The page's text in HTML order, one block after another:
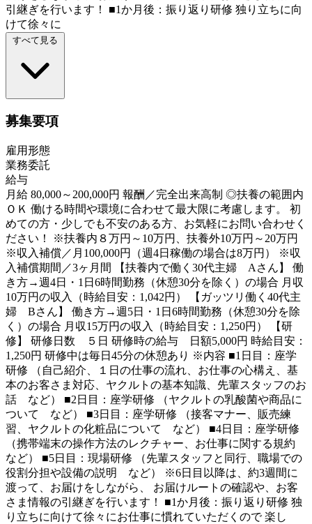
引継ぎを行います！ ■1か月後：振り返り研修 独り立ちに向
けて徐々に
すべて見る
募集要項
雇用形態
業務委託
給与
月給 80,000～200,000円 報酬／完全出来高制 ◎扶養の範囲内
ＯＫ 働ける時間や環境に合わせて最大限に考慮します。 初
めての方・少しでも不安のある方、お気軽にお問い合わせく
ださい！ ※扶養内８万円～10万円、扶養外10万円～20万円
※収入補償／月100,000円（週4日稼働の場合は8万円） ※収
入補償期間／3ヶ月間 【扶養内で働く30代主婦 Aさん】 働
き方→週4日・1日6時間勤務（休憩30分を除く）の場合 月収
10万円の収入（時給目安：1,042円） 【ガッツリ働く40代主
婦 Bさん】 働き方→週5日・1日6時間勤務（休憩30分を除
く）の場合 月収15万円の収入（時給目安：1,250円） 【研
修】 研修日数 ５日 研修時の給与 日額5,000円 時給目安：
1,250円 研修中は毎日45分の休憩あり ※内容 ■1日目：座学
研修 （自己紹介、１日の仕事の流れ、お仕事の心構え、基
本のお客さま対応、ヤクルトの基本知識、先輩スタッフのお
話 など） ■2日目：座学研修 （ヤクルトの乳酸菌や商品に
ついて など） ■3日目：座学研修 （接客マナー、販売練
習、ヤクルトの化粧品について など） ■4日目：座学研修
（携帯端末の操作方法のレクチャー、お仕事に関する規約
など） ■5日目：現場研修 （先輩スタッフと同行、職場での
役割分担や設備の説明 など） ※6日目以降は、約3週間に
渡って、お届けをしながら、 お届けルートの確認や、お客
さま情報の引継ぎを行います！ ■1か月後：振り返り研修 独
り立ちに向けて徐々にお仕事に慣れていただくので 楽し